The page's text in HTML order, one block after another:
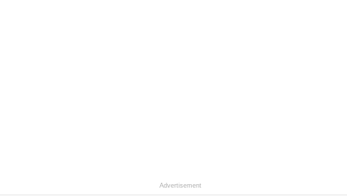
Advertisement